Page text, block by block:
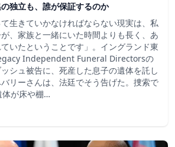
独立も、誰が保証するのか
て生きていかなければならない現実は、私
、家族と一緒にいた時間よりも長く、あ
いたということです」。イングランド東
Independent Funeral Directorsの
シュ被告に、死産した息子の遺体を託し
リーさんは、法廷でそう告げた。捜索で
体が床や棚…